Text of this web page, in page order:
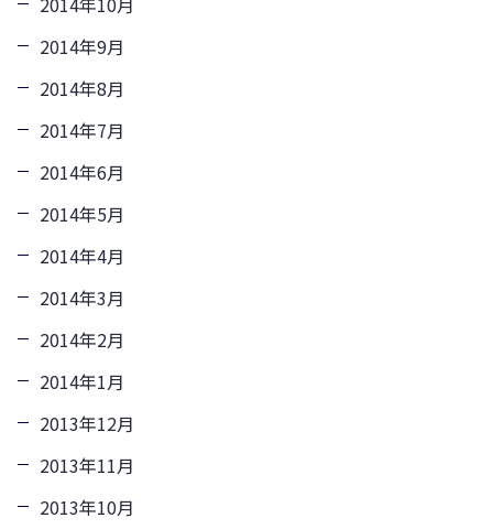
2014年9月
2014年8月
2014年7月
2014年6月
2014年5月
2014年4月
2014年3月
2014年2月
2014年1月
2013年12月
2013年11月
2013年10月